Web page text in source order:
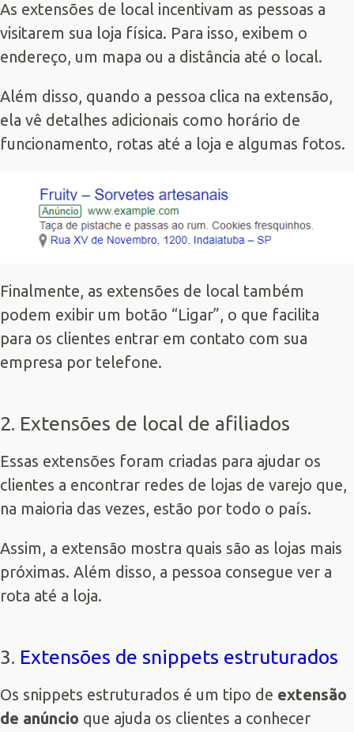
As extensões de local incentivam as pessoas a
visitarem sua loja física. Para isso, exibem o
endereço, um mapa ou a distância até o local.
Além disso, quando a pessoa clica na extensão,
ela vê detalhes adicionais como horário de
funcionamento, rotas até a loja e algumas fotos.
Finalmente, as extensões de local também
podem exibir um botão “Ligar”, o que facilita
para os clientes entrar em contato com sua
empresa por telefone.
2. Extensões de local de afiliados
Essas extensões foram criadas para ajudar os
clientes a encontrar redes de lojas de varejo que,
na maioria das vezes, estão por todo o país.
Assim, a extensão mostra quais são as lojas mais
próximas. Além disso, a pessoa consegue ver a
rota até a loja.
3. Extensões de snippets estruturados
Os snippets estruturados é um tipo de extensão
de anúncio que ajuda os clientes a conhecer